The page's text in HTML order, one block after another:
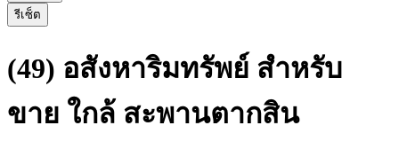
รีเซ็ต
(49) อสังหาริมทรัพย์ สำหรับ
ขาย ใกล้ สะพานตากสิน